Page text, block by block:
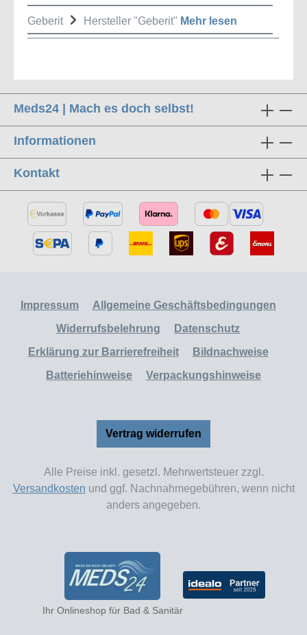
Geberit Hersteller "Geberit" Mehr lesen
Meds24 | Mach es doch selbst!
Informationen
Kontakt
Impressum
Allgemeine Geschäftsbedingungen
Widerrufsbelehrung
Datenschutz
Erklärung zur Barrierefreiheit
Bildnachweise
Batteriehinweise
Verpackungshinweise
Vertrag widerrufen
Alle Preise inkl. gesetzl. Mehrwertsteuer zzgl.
Versandkosten und ggf. Nachnahmegebühren, wenn nicht
anders angegeben.
Ihr Onlineshop für Bad & Sanitär